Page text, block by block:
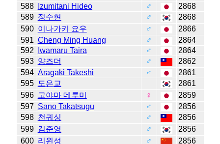
588
Izumitani Hideo ♂
2868
589 정수현 ♂
2868
590 이나가키 요우 ♂
2866
591 Cheng Ming Huang ♂
2864
592
Iwamaru Taira ♂
2864
593 양즈더 ♂
2862
594 Aragaki Takeshi ♂
2861
595
도은교
2861
596 고야마 데루미 ♀
2859
597 Sano Takatsugu ♂
2856
598 천궈싱 ♂
2856
599 김준영 ♂
2856
600 리윈성 ♂ 2856